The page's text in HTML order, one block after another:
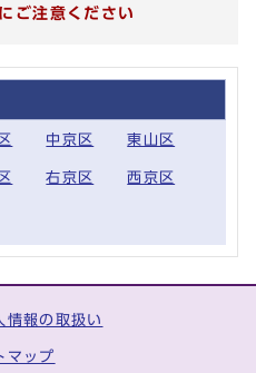
ご注意ください
中京区 東山区
右京区 西京区
情報の取扱い
マップ